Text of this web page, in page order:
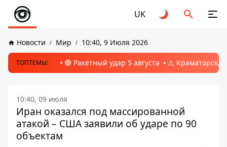
UK
Новости Мир 10:40, 9 Июля 2026
ТОПТЕМЫ: 🔴 Ракетный удар 5 августа ⚠️ Краматорск,
10:40, 09 июля
Иран оказался под массированной
атакой – США заявили об ударе по 90
объектам